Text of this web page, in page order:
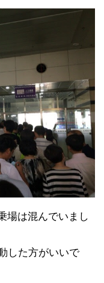
場は混んでいまし
した方がいいで